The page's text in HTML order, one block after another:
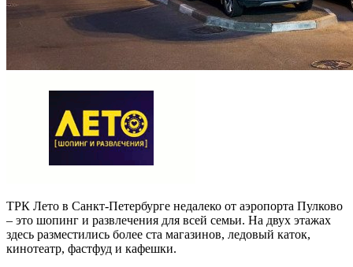
ТРК Лето в Санкт-Петербурге недалеко от аэропорта Пулково
– это шопинг и развлечения для всей семьи. На двух этажах
здесь разместились более ста магазинов, ледовый каток,
кинотеатр, фастфуд и кафешки.